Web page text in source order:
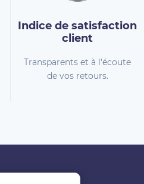
Indice de satisfaction
client
Transparents et à l'écoute
de vos retours.